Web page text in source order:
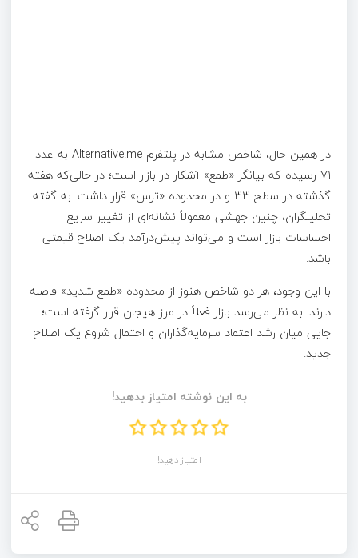
در همین حال، شاخص مشابه در پلتفرم Alternative.me به عدد
۷۱ رسیده که بیانگر «طمع» آشکار در بازار است؛ در حالی‌که هفته
گذشته در سطح ۳۳ و در محدوده «ترس» قرار داشت. به گفته
تحلیلگران، چنین جهشی معمولاً نشانه‌ای از تغییر سریع
احساسات بازار است و می‌تواند پیش‌درآمد یک اصلاح قیمتی
باشد.
با این وجود، هر دو شاخص هنوز از محدوده «طمع شدید» فاصله
دارند. به نظر می‌رسد بازار فعلاً در مرز هیجان قرار گرفته است؛
جایی میان رشد اعتماد سرمایه‌گذاران و احتمال شروع یک اصلاح
جدید.
به این نوشته امتیاز بدهید!
امتیاز دهید!